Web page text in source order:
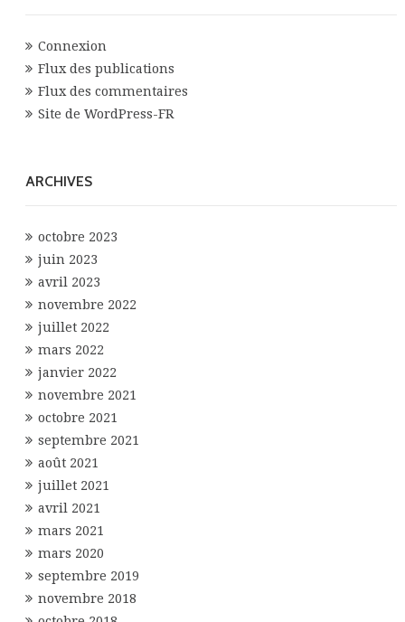
Connexion
Flux des publications
Flux des commentaires
Site de WordPress-FR
ARCHIVES
octobre 2023
juin 2023
avril 2023
novembre 2022
juillet 2022
mars 2022
janvier 2022
novembre 2021
octobre 2021
septembre 2021
août 2021
juillet 2021
avril 2021
mars 2021
mars 2020
septembre 2019
novembre 2018